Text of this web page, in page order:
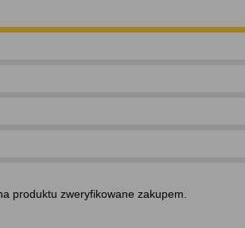
produktu zweryfikowane zakupem.